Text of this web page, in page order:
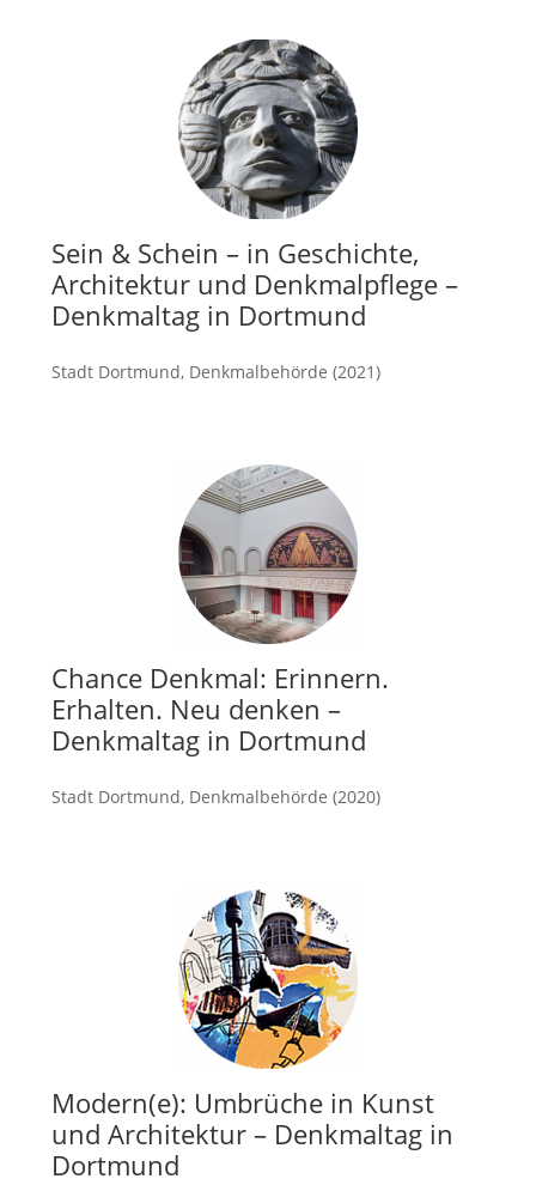
Sein & Schein – in Geschichte,
Architektur und Denkmalpflege –
Denkmaltag in Dortmund
Stadt Dortmund, Denkmalbehörde (2021)
Chance Denkmal: Erinnern.
Erhalten. Neu denken –
Denkmaltag in Dortmund
Stadt Dortmund, Denkmalbehörde (2020)
Modern(e): Umbrüche in Kunst
und Architektur – Denkmaltag in
Dortmund